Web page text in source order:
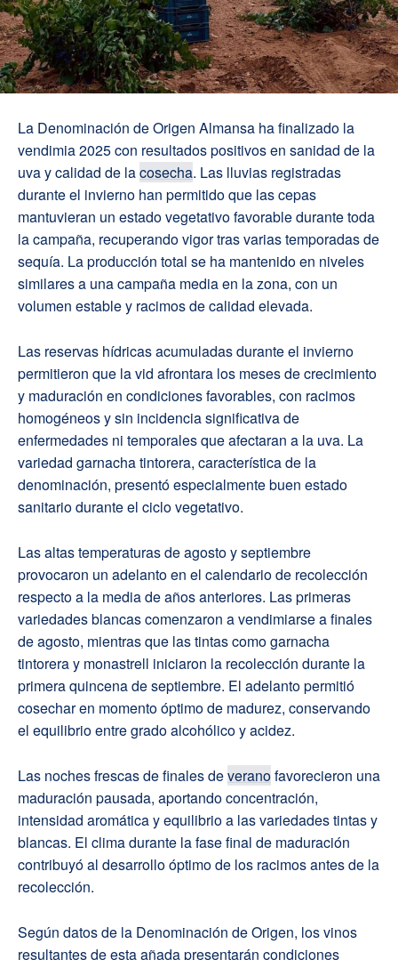
La Denominación de Origen Almansa ha finalizado la
vendimia 2025 con resultados positivos en sanidad de la
uva y calidad de lacosecha. Las lluvias registradas
durante el invierno han permitido que las cepas
mantuvieran un estado vegetativo favorable durante toda
la campaña, recuperando vigor tras varias temporadas de
sequía. La producción total se ha mantenido en niveles
similares a una campaña media en la zona, con un
volumen estable y racimos de calidad elevada.
Las reservas hídricas acumuladas durante el invierno
permitieron que la vid afrontara los meses de crecimiento
y maduración en condiciones favorables, con racimos
homogéneos y sin incidencia significativa de
enfermedades ni temporales que afectaran a la uva. La
variedad garnacha tintorera, característica de la
denominación, presentó especialmente buen estado
sanitario durante el ciclo vegetativo.
Las altas temperaturas de agosto y septiembre
provocaron un adelanto en el calendario de recolección
respecto a la media de años anteriores. Las primeras
variedades blancas comenzaron a vendimiarse a finales
de agosto, mientras que las tintas como garnacha
tintorera y monastrell iniciaron la recolección durante la
primera quincena de septiembre. El adelanto permitió
cosechar en momento óptimo de madurez, conservando
el equilibrio entre grado alcohólico y acidez.
Las noches frescas de finales deveranofavorecieron una
maduración pausada, aportando concentración,
intensidad aromática y equilibrio a las variedades tintas y
blancas. El clima durante la fase final de maduración
contribuyó al desarrollo óptimo de los racimos antes de la
recolección.
Según datos de la Denominación de Origen, los vinos
resultantes de esta añada presentarán condiciones